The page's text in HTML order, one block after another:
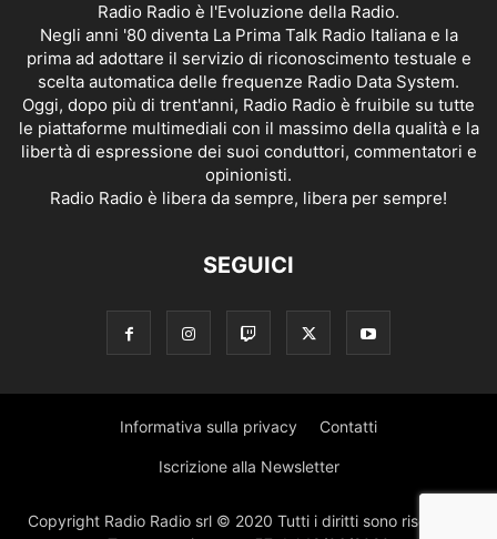
Radio Radio è l'Evoluzione della Radio.
Negli anni '80 diventa La Prima Talk Radio Italiana e la
prima ad adottare il servizio di riconoscimento testuale e
scelta automatica delle frequenze Radio Data System.
Oggi, dopo più di trent'anni, Radio Radio è fruibile su tutte
le piattaforme multimediali con il massimo della qualità e la
libertà di espressione dei suoi conduttori, commentatori e
opinionisti.
Radio Radio è libera da sempre, libera per sempre!
SEGUICI
Informativa sulla privacy Contatti
Iscrizione alla Newsletter
Copyright Radio Radio srl © 2020 Tutti i diritti sono riservati |